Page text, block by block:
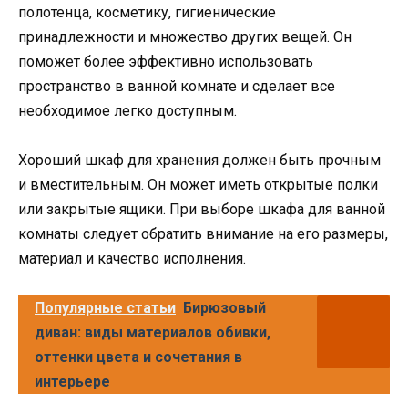
полотенца, косметику, гигиенические
принадлежности и множество других вещей. Он
поможет более эффективно использовать
пространство в ванной комнате и сделает все
необходимое легко доступным.
Хороший шкаф для хранения должен быть прочным
и вместительным. Он может иметь открытые полки
или закрытые ящики. При выборе шкафа для ванной
комнаты следует обратить внимание на его размеры,
материал и качество исполнения.
Популярные статьи Бирюзовый
диван: виды материалов обивки,
оттенки цвета и сочетания в
интерьере